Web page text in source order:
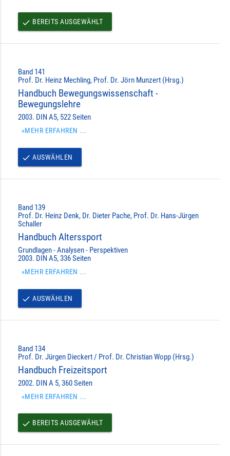
done BEREITS AUSGEWÄHLT
Band 141
Prof. Dr. Heinz Mechling, Prof. Dr. Jörn Munzert (Hrsg.)
Handbuch Bewegungswissenschaft -
Bewegungslehre
2003. DIN A5, 522 Seiten
»MEHR ERFAHREN ...
done AUSWÄHLEN
Band 139
Prof. Dr. Heinz Denk, Dr. Dieter Pache, Prof. Dr. Hans-Jürgen
Schaller
Handbuch Alterssport
Grundlagen - Analysen - Perspektiven
2003. DIN A5, 336 Seiten
»MEHR ERFAHREN ...
done AUSWÄHLEN
Band 134
Prof. Dr. Jürgen Dieckert / Prof. Dr. Christian Wopp (Hrsg.)
Handbuch Freizeitsport
2002. DIN A 5, 360 Seiten
»MEHR ERFAHREN ...
done BEREITS AUSGEWÄHLT